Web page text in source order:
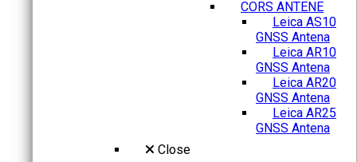
CORS ANTENE
Leica AS10
GNSS Antena
Leica AR10
GNSS Antena
Leica AR20
GNSS Antena
Leica AR25
GNSS Antena
Close